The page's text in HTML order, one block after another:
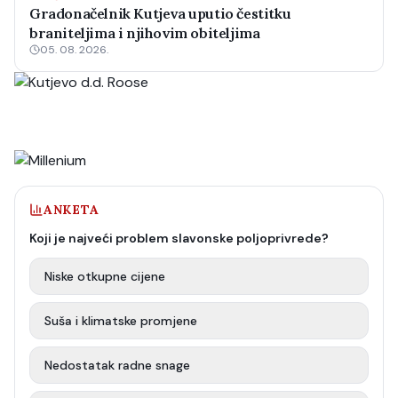
Gradonačelnik Kutjeva uputio čestitku
braniteljima i njihovim obiteljima
05. 08. 2026.
ANKETA
Koji je najveći problem slavonske poljoprivrede?
Niske otkupne cijene
Suša i klimatske promjene
Nedostatak radne snage